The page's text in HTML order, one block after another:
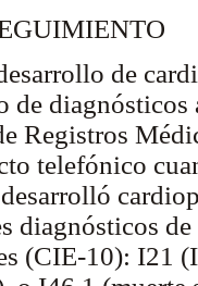
de
de
Registros
telefónico
diagnósticos
(CIE-10): I21